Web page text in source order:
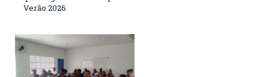
Verão 2026